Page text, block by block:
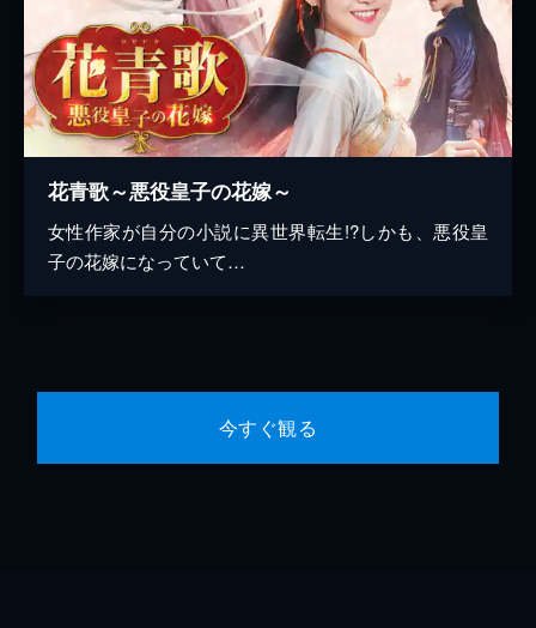
花青歌～悪役皇子の花嫁～
女性作家が自分の小説に異世界転生!?しかも、悪役皇
子の花嫁になっていて…
今すぐ観る